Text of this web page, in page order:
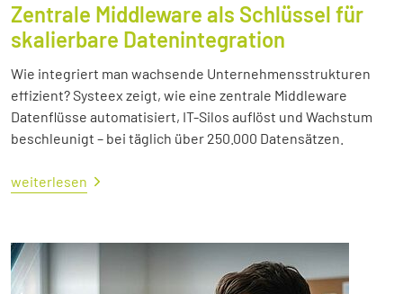
Zentrale Middleware als Schlüssel für
skalierbare Datenintegration
Wie integriert man wachsende Unternehmensstrukturen
effizient? Systeex zeigt, wie eine zentrale Middleware
Datenflüsse automatisiert, IT-Silos auflöst und Wachstum
beschleunigt – bei täglich über 250.000 Datensätzen.
weiterlesen